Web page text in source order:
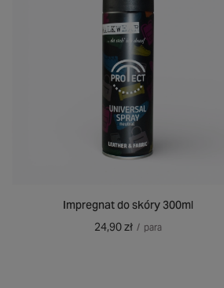
Impregnat do skóry 300ml
24,90 zł / para